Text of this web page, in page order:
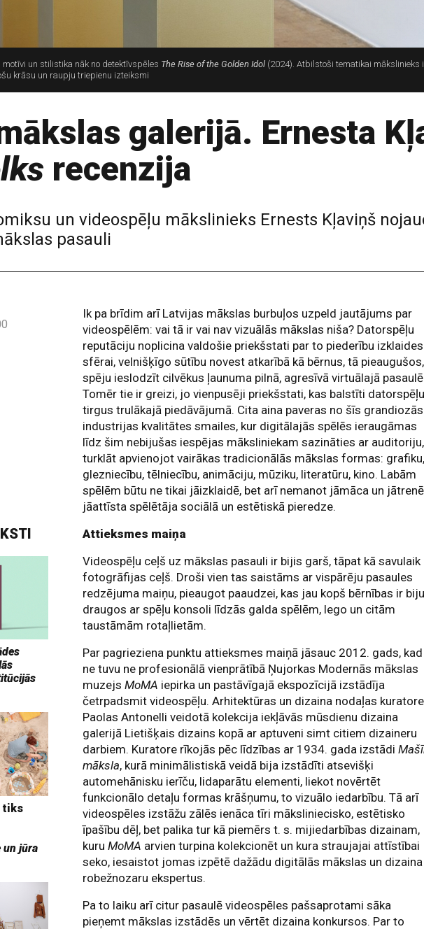
un stilistika nāk no detektīvspēles The Rise of the Golden Idol (2024). Atbilstoši tematikai
krāsu un raupju triepienu izteiksmi
galerijā. Ernesta
recenzija
un videospēļu mākslinieks Ernests Kļaviņš
pasauli
tiks
un jūra
Ik pa brīdim arī Latvijas mākslas burbuļos uzpeld jautājums par
videospēlēm: vai tā ir vai nav vizuālās mākslas niša? Datorspēļu
reputāciju noplicina valdošie priekšstati par to piederību izklaides
sfērai, velnišķīgo sūtību novest atkarībā kā bērnus, tā pieaugušos,
spēju ieslodzīt cilvēkus ļaunuma pilnā, agresīvā virtuālajā
Tomēr tie ir greizi, jo vienpusēji priekšstati, kas balstīti datorspēļu
tirgus trulākajā piedāvājumā. Cita aina paveras no šīs grandiozās
industrijas kvalitātes smailes, kur digitālajās spēlēs ieraugāmas
līdz šim nebijušas iespējas māksliniekam sazināties ar auditoriju,
turklāt apvienojot vairākas tradicionālās mākslas formas: grafiku,
glezniecību, tēlniecību, animāciju, mūziku, literatūru, kino. Labām
spēlēm būtu ne tikai jāizklaidē, bet arī nemanot jāmāca un
jāattīsta spēlētāja sociālā un estētiskā pieredze.
Attieksmes maiņa
Videospēļu ceļš uz mākslas pasauli ir bijis garš, tāpat kā savulaik
fotogrāfijas ceļš. Droši vien tas saistāms ar vispārēju pasaules
redzējuma maiņu, pieaugot paaudzei, kas jau kopš bērnības ir
draugos ar spēļu konsoli līdzās galda spēlēm, lego un citām
taustāmām rotaļlietām.
Par pagrieziena punktu attieksmes maiņā jāsauc 2012. gads, kad
ne tuvu ne profesionālā vienprātībā Ņujorkas Modernās mākslas
muzejsMoMA iepirka un pastāvīgajā ekspozīcijā izstādīja
četrpadsmit videospēļu. Arhitektūras un dizaina nodaļas
Paolas Antonelli veidotā kolekcija iekļāvās mūsdienu dizaina
galerijā Lietišķais dizains kopā ar aptuveni simt citiem dizaineru
darbiem. Kuratore rīkojās pēc līdzības ar 1934. gada izstādi
māksla, kurā minimālistiskā veidā bija izstādīti atsevišķi
automehānisku ierīču, lidaparātu elementi, liekot novērtēt
funkcionālo detaļu formas krāšņumu, to vizuālo iedarbību. Tā arī
videospēles izstāžu zālēs ienāca tīri māksliniecisko, estētisko
īpašību dēļ, bet palika tur kā piemērs t. s. mijiedarbības dizainam,
kuruMoMA arvien turpina kolekcionēt un kura straujajai attīstībai
seko, iesaistot jomas izpētē dažādu digitālās mākslas un dizaina
robežnozaru ekspertus.
Pa to laiku arī citur pasaulē videospēles pašsaprotami sāka
pieņemt mākslas izstādēs un vērtēt dizaina konkursos. Par to